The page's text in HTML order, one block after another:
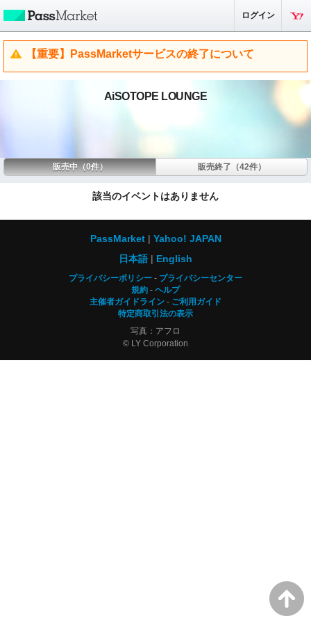
ログイン
【重要】PassMarketサービスの終了について
AiSOTOPE LOUNGE
販売中（0件） 販売終了（42件）
該当のイベントはありません
PassMarket
Yahoo! JAPAN
日本語
English
プライバシーポリシー
プライバシーセンター
規約
ヘルプ
主催者ガイドライン
ご利用ガイド
特定商取引法の表示
写真：アフロ
© LY Corporation